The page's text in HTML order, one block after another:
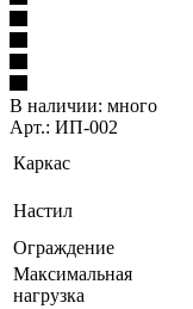
В наличии: много
Арт.: ИП-002
Каркас
Настил
Ограждение
Максимальная
нагрузка